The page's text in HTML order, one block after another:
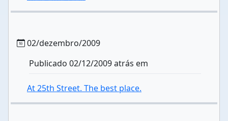
02/dezembro/2009
Publicado 02/12/2009 atrás em
At 25th Street. The best place.